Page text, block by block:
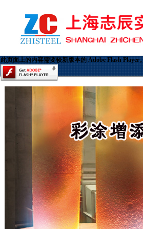
此页面上的内容需要较新版本的 Adobe Flash Player